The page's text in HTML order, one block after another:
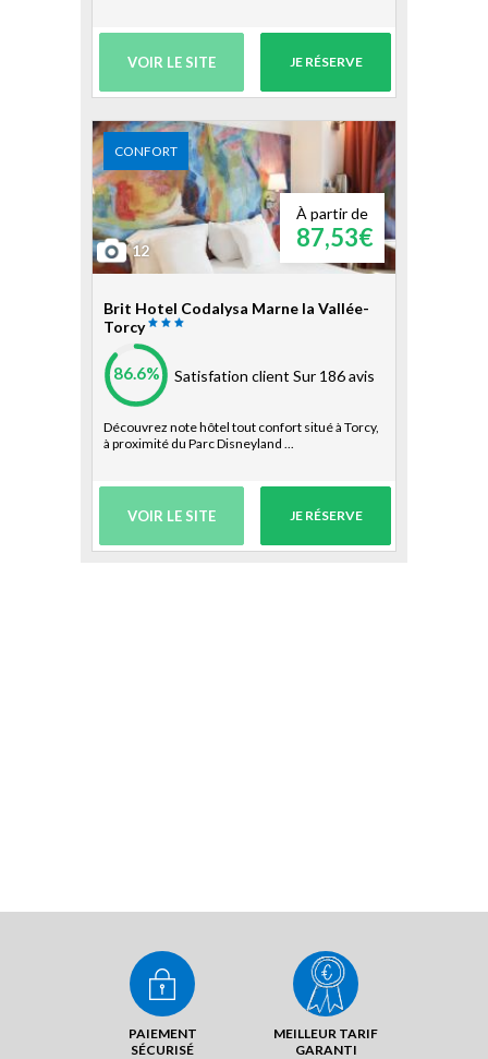
VOIR LE SITE JE RÉSERVE
À partir de
87,53€
CONFORT
12
Brit Hotel Codalysa Marne la Vallée-
Torcy
86.6% Satisfation client Sur 186 avis
Découvrez note hôtel tout confort situé à Torcy,
à proximité du Parc Disneyland ...
VOIR LE SITE JE RÉSERVE
PAIEMENT
SÉCURISÉ
MEILLEUR TARIF
GARANTI